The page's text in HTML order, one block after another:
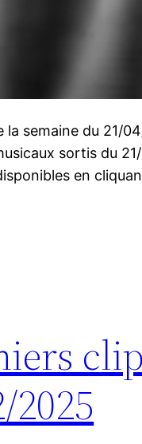
la semaine du 21/
sortis du
en
2025